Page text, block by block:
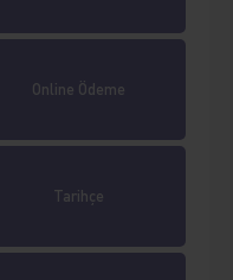
Online Ödeme
Tarihçe